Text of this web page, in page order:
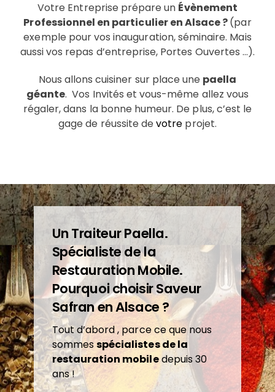
Votre Entreprise prépare un Évènement
Professionnel en particulier en Alsace ?(par
exemple pour vos inauguration, séminaire. Mais
aussi vos repas d’entreprise, Portes Ouvertes …).
Nous allons cuisiner sur place une paella
géante. Vos Invités et vous-même allez vous
régaler, dans la bonne humeur. De plus, c’est le
gage de réussite devotre projet.
Un Traiteur Paella.
Spécialiste de la
Restauration Mobile.
Pourquoi choisir Saveur
Safran enAlsace?
Tout d’abord , parce ce que nous
sommesspécialistes de la
restauration mobiledepuis 30
ans !